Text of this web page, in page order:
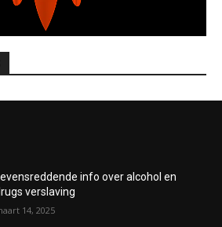
info over alcohol en
verslaving
14, 2025